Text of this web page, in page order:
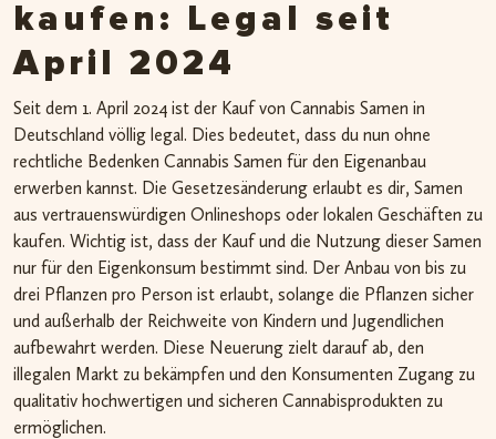
kaufen: Legal seit
April 2024
Seit dem 1. April 2024 ist der Kauf von Cannabis Samen in
Deutschland völlig legal. Dies bedeutet, dass du nun ohne
rechtliche Bedenken Cannabis Samen für den Eigenanbau
erwerben kannst. Die Gesetzesänderung erlaubt es dir, Samen
aus vertrauenswürdigen Onlineshops oder lokalen Geschäften zu
kaufen. Wichtig ist, dass der Kauf und die Nutzung dieser Samen
nur für den Eigenkonsum bestimmt sind. Der Anbau von bis zu
drei Pflanzen pro Person ist erlaubt, solange die Pflanzen sicher
und außerhalb der Reichweite von Kindern und Jugendlichen
aufbewahrt werden. Diese Neuerung zielt darauf ab, den
illegalen Markt zu bekämpfen und den Konsumenten Zugang zu
qualitativ hochwertigen und sicheren Cannabisprodukten zu
ermöglichen.